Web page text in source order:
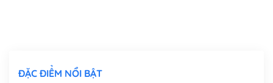
Mua thêm Host + Tên miền
ĐẶC ĐIỂM NỔI BẬT